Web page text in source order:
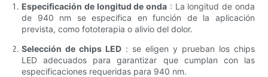
Especificación de longitud de onda : La longitud de onda
de 940 nm se especifica en función de la aplicación
prevista, como fototerapia o alivio del dolor.
Selección de chips LED : se eligen y prueban los chips
LED adecuados para garantizar que cumplan con las
especificaciones requeridas para 940 nm.